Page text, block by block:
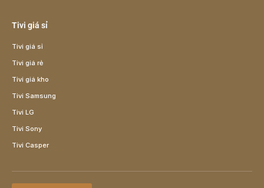
Tivi giá sỉ
Tivi giá sỉ
Tivi giá rẻ
Tivi giá kho
Tivi Samsung
Tivi LG
Tivi Sony
Tivi Casper